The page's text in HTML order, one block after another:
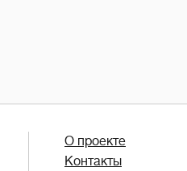
О проекте
Контакты